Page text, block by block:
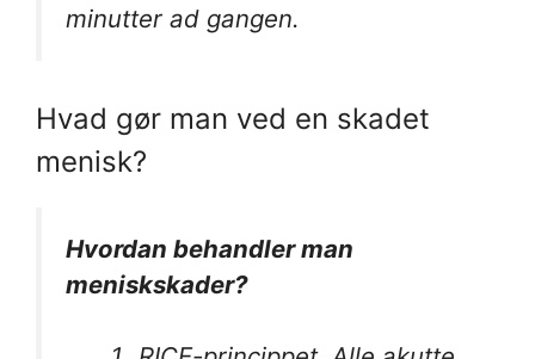
minutter ad gangen.
Hvad gør man ved en skadet
menisk?
Hvordan behandlerman
meniskskader?